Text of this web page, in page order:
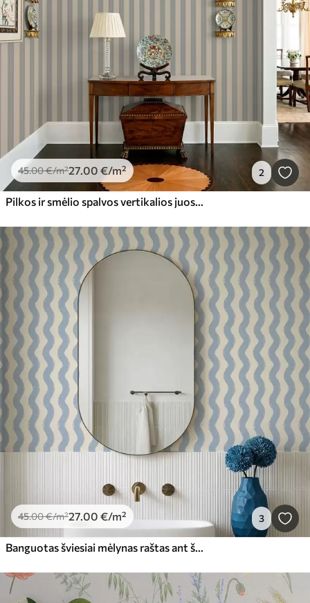
45.00€/m²27.00 €/m² 2
Pilkos ir smėlio spalvos vertikalios juostos
45.00€/m²27.00 €/m² 3
Banguotas šviesiai mėlynas raštas ant šviesaus fono